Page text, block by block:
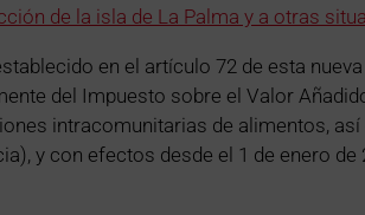
de la isla de La Palma y a otras
en el artículo 72 de esta
del Impuesto sobre el Valor
intracomunitarias de alimentos,
y con efectos desde el 1 de enero